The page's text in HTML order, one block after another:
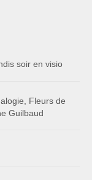
soir en visio
»
soir en visio
Fleurs de
Guilbaud